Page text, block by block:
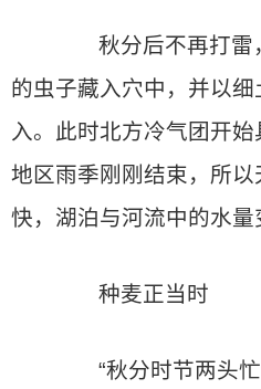
秋分后不再打雷
的虫子藏入穴中，并以
入。此时北方冷气团开
地区雨季刚刚结束，所
快，湖泊与河流中的水量
种麦正当时
“秋分时节两头忙